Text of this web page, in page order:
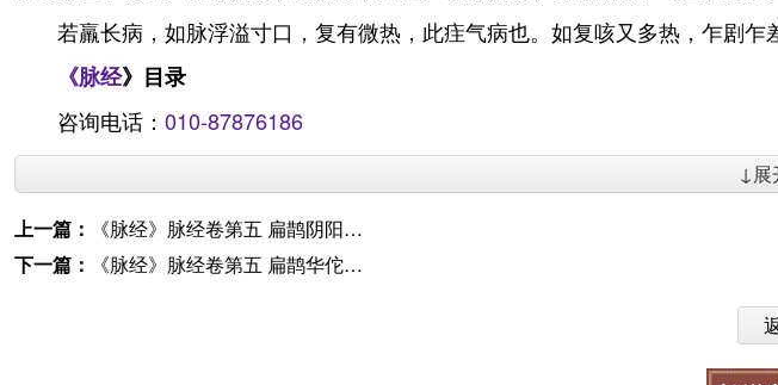
若羸长病，如脉浮溢寸口，复有微热，此疰气病也。如复咳又多热，乍剧
《脉经》目录
咨询电话： 010-87876186
↓展
上一篇：
《脉经》脉经卷第五 扁鹊阴阳脉法第二
下一篇：
《脉经》脉经卷第五 扁鹊华佗察声色要诀第四